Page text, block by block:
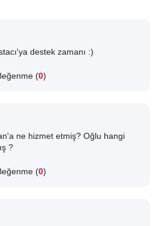
destek zamanı :)
(0)
ne hizmet etmiş? Oğlu hangi
?
(0)